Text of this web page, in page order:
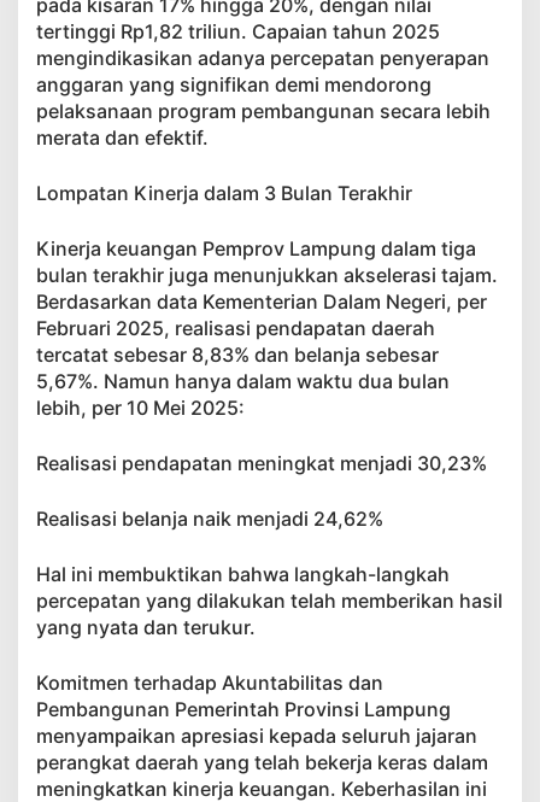
tertinggi Rp1,82 triliun. Capaian tahun 2025
mengindikasikan adanya percepatan penyerapan
anggaran yang signifikan demi mendorong
pelaksanaan program pembangunan secara lebih
merata dan efektif.
Lompatan Kinerja dalam 3 Bulan Terakhir
Kinerja keuangan Pemprov Lampung dalam tiga
bulan terakhir juga menunjukkan akselerasi tajam.
Berdasarkan data Kementerian Dalam Negeri, per
Februari 2025, realisasi pendapatan daerah
tercatat sebesar 8,83% dan belanja sebesar
5,67%. Namun hanya dalam waktu dua bulan
lebih, per 10 Mei 2025:
Realisasi pendapatan meningkat menjadi 30,23%
Realisasi belanja naik menjadi 24,62%
Hal ini membuktikan bahwa langkah-langkah
percepatan yang dilakukan telah memberikan hasil
yang nyata dan terukur.
Komitmen terhadap Akuntabilitas dan
Pembangunan Pemerintah Provinsi Lampung
menyampaikan apresiasi kepada seluruh jajaran
perangkat daerah yang telah bekerja keras dalam
meningkatkan kinerja keuangan. Keberhasilan ini